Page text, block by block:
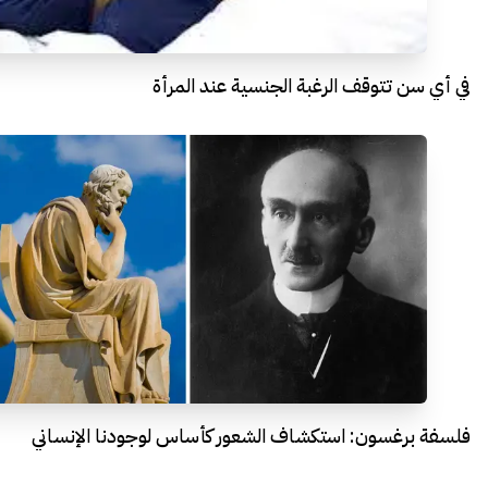
في أي سن تتوقف الرغبة الجنسية عند المرأة
فلسفة برغسون: استكشاف الشعور كأساس لوجودنا الإنساني